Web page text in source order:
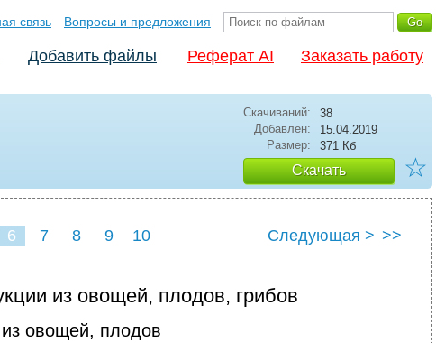
связь Вопросы и предложения
Добавить файлы Реферат AI Заказать работу
Скачиваний:
38
Добавлен:
15.04.2019
Размер:
371 Кб
Скачать ☆
6 7 8 9 10 Следующая > >>
из овощей, плодов, грибов
овощей, плодов